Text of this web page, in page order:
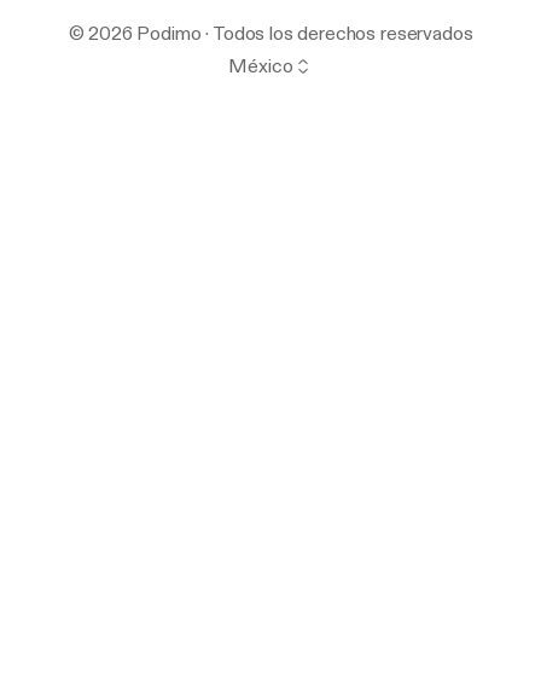
© 2026 Podimo · Todos los derechos reservados
México